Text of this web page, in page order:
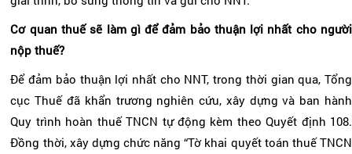
Cơ quan thuế sẽ làm gì để đảm bảo thuận lợi nhất cho người
nộp thuế?
Để đảm bảo thuận lợi nhất cho NNT, trong thời gian qua, Tổng
cục Thuế đã khẩn trương nghiên cứu, xây dựng và ban hành
Quy trình hoàn thuế TNCN tự động kèm theo Quyết định 108.
Đồng thời, xây dựng chức năng “Tờ khai quyết toán thuế TNCN